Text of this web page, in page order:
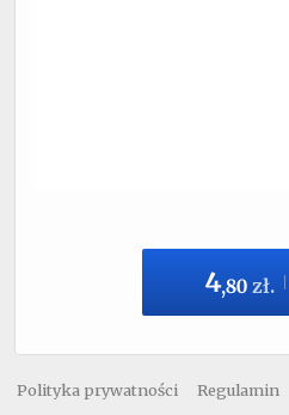
4,80 zł.
Polityka prywatności Regulamin